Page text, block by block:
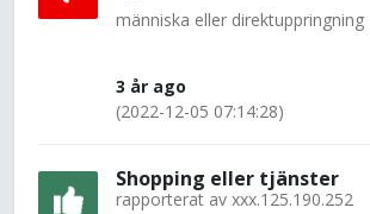
människa eller direktuppringning
3 år ago
(2022-12-05 07:14:28)
Shopping eller tjänster
rapporterat av xxx.125.190.252